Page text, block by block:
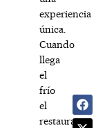
experiencia
única.
Cuando
llega
el
frío
el
restaurante